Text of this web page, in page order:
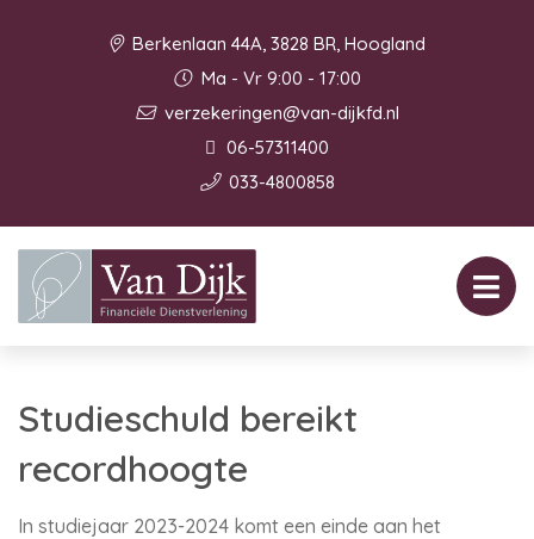
Berkenlaan 44A, 3828 BR, Hoogland
Ma - Vr 9:00 - 17:00
verzekeringen@van-dijkfd.nl
06-57311400
033-4800858
Studieschuld bereikt
recordhoogte
In studiejaar 2023-2024 komt een einde aan het